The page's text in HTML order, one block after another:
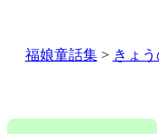
福娘童話集> きょ